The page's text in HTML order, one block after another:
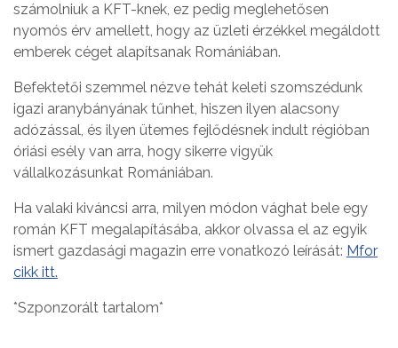
számolniuk a KFT-knek, ez pedig meglehetősen
nyomós érv amellett, hogy az üzleti érzékkel megáldott
emberek céget alapítsanak Romániában.
Befektetői szemmel nézve tehát keleti szomszédunk
igazi aranybányának tűnhet, hiszen ilyen alacsony
adózással, és ilyen ütemes fejlődésnek indult régióban
óriási esély van arra, hogy sikerre vigyük
vállalkozásunkat Romániában.
Ha valaki kiváncsi arra, milyen módon vághat bele egy
román KFT megalapításába, akkor olvassa el az egyik
ismert gazdasági magazin erre vonatkozó leírását: Mfor
cikk itt.
*Szponzorált tartalom*